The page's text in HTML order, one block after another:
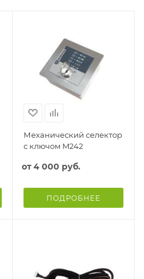
Механический селектор
с ключом M242
от4 000 руб.
ПОДРОБНЕЕ